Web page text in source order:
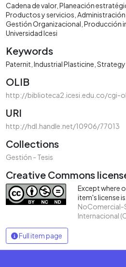
Cadena de valor Planeación
Productos y servicios Administración
Gestión Organizacional Producción
Universidad Icesi
Keywords
Paternit Industrial Plasticine Strategy
OLIB
http://biblioteca2.icesi.edu.co/cgi-
URI
http://hdl.handle.net/10906/77013
Collections
Gestión - Tesis
Creative Commons
Except where
item's license
NoComercial-
Internacional
Full item page